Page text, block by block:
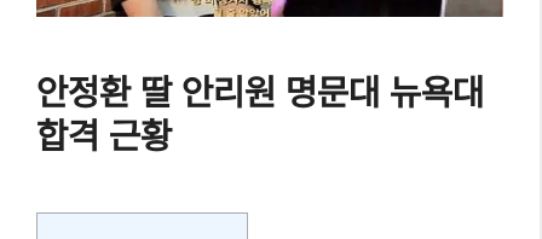
안정환 딸 안리원 명문대 뉴욕대
합격 근황